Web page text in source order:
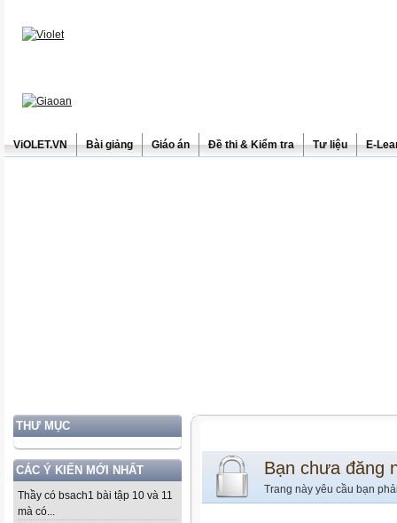
ViOLET.VN Bài giảng Giáo án Đề thi & Kiểm tra Tư liệu E-
THƯ MỤC
CÁC Ý KIẾN MỚI NHẤT
Thầy có bsach1 bài tập 10 và 11
mà có...
Bạn chưa đăng
Trang này yêu cầu bạn